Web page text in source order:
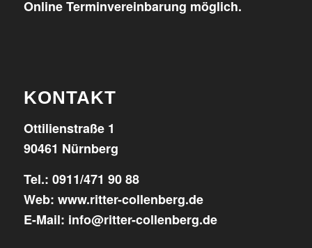
Online Terminvereinbarung möglich.
KONTAKT
Ottilienstraße 1
90461 Nürnberg
Tel.: 0911/471 90 88
Web: www.ritter-collenberg.de
E-Mail: info@ritter-collenberg.de